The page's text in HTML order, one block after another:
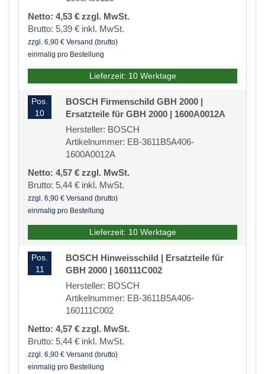
Netto: 4,53 € zzgl. MwSt.
Brutto: 5,39 € inkl. MwSt.
zzgl. 6,90 € Versand (brutto)
einmalig pro Bestellung
Lieferzeit: 10 Werktage
Pos.
10
BOSCH Firmenschild GBH 2000 |
Ersatzteile für GBH 2000 | 1600A0012A
Hersteller: BOSCH
Artikelnummer: EB-3611B5A406-
1600A0012A
Netto: 4,57 € zzgl. MwSt.
Brutto: 5,44 € inkl. MwSt.
zzgl. 6,90 € Versand (brutto)
einmalig pro Bestellung
Lieferzeit: 10 Werktage
Pos.
11
BOSCH Hinweisschild | Ersatzteile für
GBH 2000 | 160111C002
Hersteller: BOSCH
Artikelnummer: EB-3611B5A406-
160111C002
Netto: 4,57 € zzgl. MwSt.
Brutto: 5,44 € inkl. MwSt.
zzgl. 6,90 € Versand (brutto)
einmalig pro Bestellung